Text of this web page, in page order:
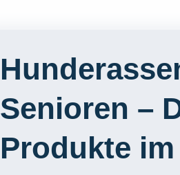
Senioren –
Produkte